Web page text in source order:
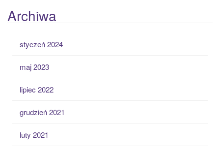
Archiwa
styczeń 2024
maj 2023
lipiec 2022
grudzień 2021
luty 2021